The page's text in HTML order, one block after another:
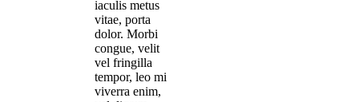
iaculis metus
vitae, porta
dolor. Morbi
congue, velit
vel fringilla
tempor, leo mi
viverra enim,